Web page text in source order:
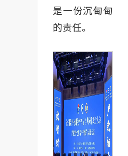
是一份沉甸甸
的责任。